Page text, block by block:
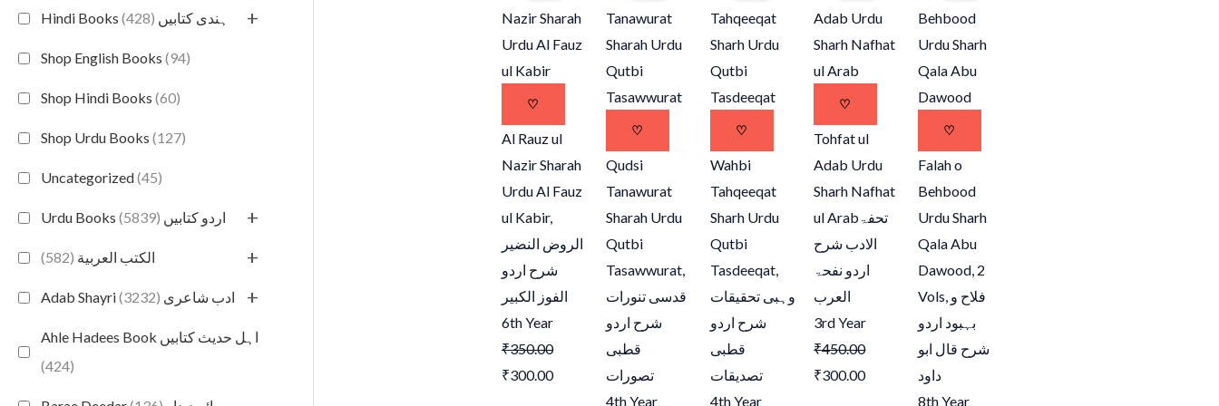
Hindi Books ہندی کتابیں (428) +
Shop English Books (94)
Shop Hindi Books (60)
Shop Urdu Books (127)
Uncategorized(45)
Urdu Books اردو کتابیں (5839) +
الكتب العربية (582) +
Adab Shayri ادب شاعری (3232) +
Ahle Hadees Book اہل حدیث کتابیں
(424)
♡
Al Rauz ul
Nazir Sharah
Urdu Al Fauz
ul Kabir,
الروض النضیر
شرح اردو
الفوز الکبیر
6th Year
₹350.00
was:
₹350.00.
₹300.00
is:
₹300.00.
♡
Qudsi
Tanawurat
Sharah Urdu
Qutbi
Tasawwurat,
قدسی تنورات
شرح اردو
قطبی
تصورات
4th Year
was:
₹350.00.
is:
₹300.00.
♡
Wahbi
Tahqeeqat
Sharh Urdu
Qutbi
Tasdeeqat,
وہبی تحقیقات
شرح اردو
قطبی
تصدیقات
4th Year
was:
₹450.00.
is:
₹300.00.
♡
Tohfat ul
Adab Urdu
Sharh Nafhat
ul Arab تحفۃ
الادب شرح
اردو نفحۃ
العرب
3rd Year
₹450.00
was:
₹450.00.
₹300.00
is:
₹300.00.
♡
Falah o
Behbood
Urdu Sharh
Qala Abu
Dawood, 2
Vols, فلاح و
بہبود اردو
شرح قال ابو
داود
8th Year
was:
₹1,500.00.
is:
₹900.00.